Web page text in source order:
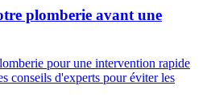
plomberie avant une
pour une intervention rapide
conseils d'experts pour éviter les